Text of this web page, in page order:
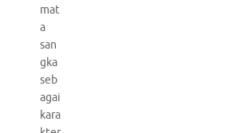
mat
a
san
gka
seb
agai
kara